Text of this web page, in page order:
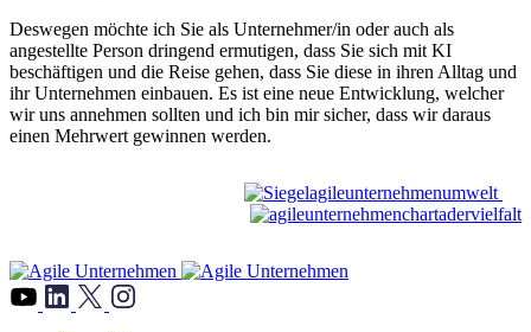
Deswegen möchte ich Sie als Unternehmer/in oder auch als
angestellte Person dringend ermutigen, dass Sie sich mit KI
beschäftigen und die Reise gehen, dass Sie diese in ihren Alltag und
ihr Unternehmen einbauen. Es ist eine neue Entwicklung, welcher
wir uns annehmen sollten und ich bin mir sicher, dass wir daraus
einen Mehrwert gewinnen werden.